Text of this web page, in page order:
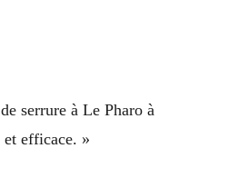
serrure à Le Pharo à
efficace. »